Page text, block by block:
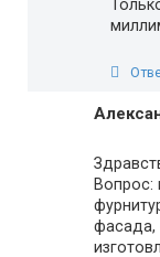
Вопрос:
фасада,